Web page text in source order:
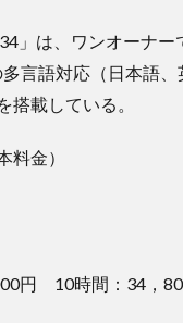
」は、ワンオーナ
言語対応（日本語
搭載している。
料金）
円 10時間：34，